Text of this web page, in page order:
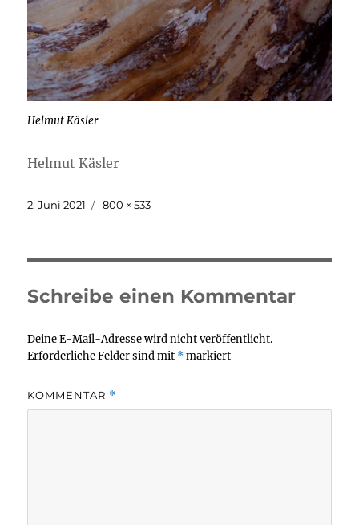
Helmut Käsler
Helmut Käsler
Veröffentlicht
2. Juni 2021 Originalgröße
800 × 533
Schreibe einen Kommentar
Deine E-Mail-Adresse wird nicht veröffentlicht.
Erforderliche Felder sind mit *markiert
KOMMENTAR *